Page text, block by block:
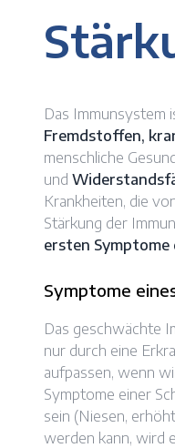
Das Immunsystem
Fremdstoffen,
menschliche
und
Krankheiten, die
Stärkung der
ersten Symptome
Symptome
Das geschwächte
nur durch eine
aufpassen, wenn
Symptome einer
sein (Niesen,
werden kann, wird